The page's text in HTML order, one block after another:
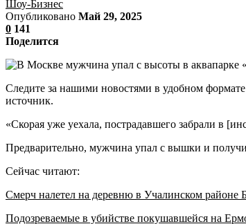
Шоу-Бизнес
Опубликовано Май 29, 2025
0 141
Поделится
Следите за нашими новостями в удобном
источник.
«Скорая уже уехала, пострадавшего забрали в
Предварительно, мужчина упал с вышки и
Сейчас читают:
Смерч налетел на деревню в Учалинском районе
Подозреваемые в убийстве покушавшейся на